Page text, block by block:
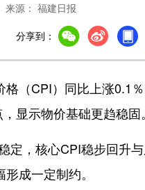
源： 福建日报
分享到：
（CPI）同比上涨0.1
显示物价基础更趋稳固
，核心CPI稳步回升
成一定制约。